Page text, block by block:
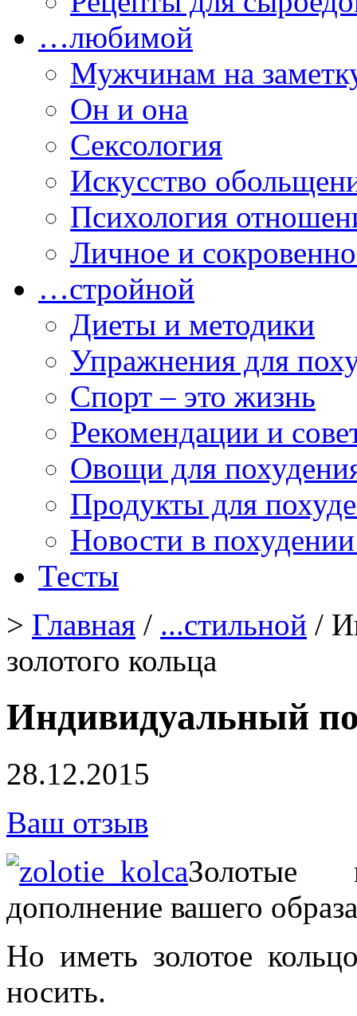
…любимой
Мужчинам на
Он и она
Сексология
Искусство
Психология
Личное и
…стройной
Диеты и методики
Упражнения для
Спорт – это жизнь
Рекомендации и
Овощи для
Продукты для
Новости в
Тесты
> Главная / ...стильной /
золотого кольца
Индивидуальный
28.12.2015
Ваш отзыв
Золотые
дополнение вашего
Но иметь золотое
носить.